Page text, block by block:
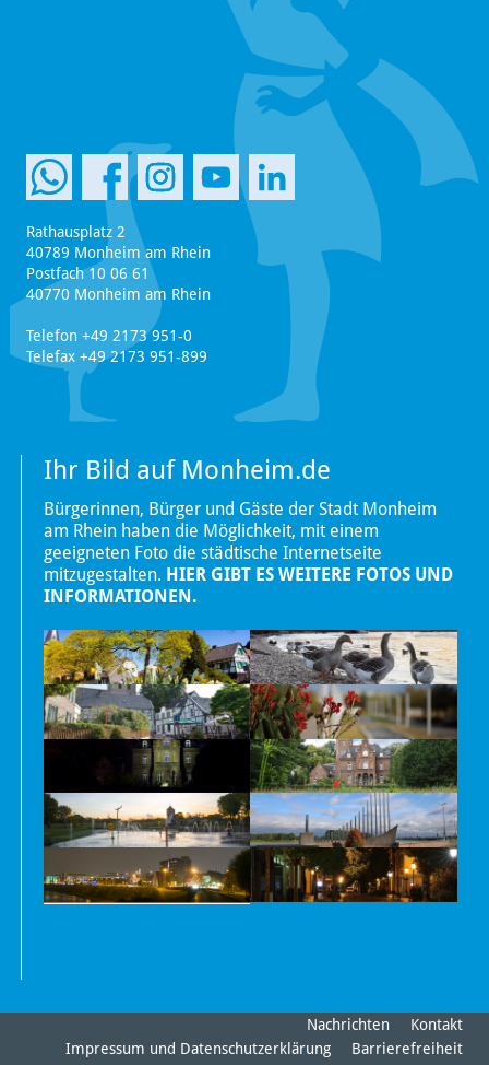
Rathausplatz 2
40789 Monheim am Rhein
Postfach 10 06 61
40770 Monheim am Rhein
Telefon +49 2173 951-0
Telefax +49 2173 951-899
Ihr Bild auf Monheim.de
Bürgerinnen, Bürger und Gäste der Stadt Monheim
am Rhein haben die Möglichkeit, mit einem
geeigneten Foto die städtische Internetseite
mitzugestalten. HIER GIBT ES WEITERE FOTOS UND
INFORMATIONEN.
Nachrichten
Kontakt
Impressum und Datenschutzerklärung
Barrierefreiheit